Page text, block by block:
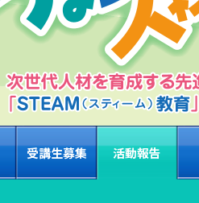
受講生募集 活動報告